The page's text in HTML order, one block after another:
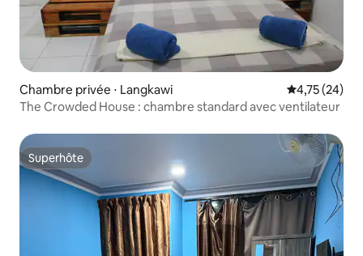
Chambre privée ⋅ Langkawi Évaluation
4,75 (24)
The Crowded House : chambre standard avec ventilateur
Superhôte
Superhôte